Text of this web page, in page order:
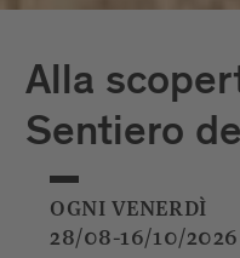
Alla
Sentiero
OGNI VENERDÌ
28/08-16/10/2026